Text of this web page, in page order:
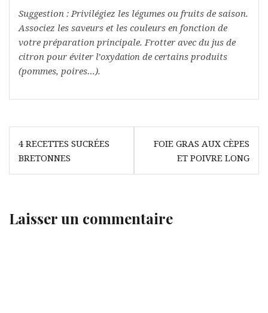
Suggestion : Privilégiez les légumes ou fruits de saison.
Associez les saveurs et les couleurs en fonction de
votre préparation principale. Frotter avec du jus de
citron pour éviter l’oxydation de certains produits
(pommes, poires…).
Navigation
de
l’article
4 RECETTES SUCRÉES
BRETONNES
FOIE GRAS AUX CÈPES
ET POIVRE LONG
Laisser un commentaire